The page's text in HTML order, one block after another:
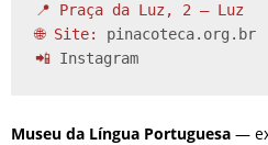
📍 Praça da Luz, 2 – Luz
🌐 Site: pinacoteca.org.br
📲 Instagram
Museu da Língua Portuguesa —